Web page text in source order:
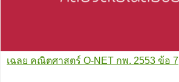
เฉลย คณิตศาสตร์ O-NET กพ. 2553 ข้อ 7